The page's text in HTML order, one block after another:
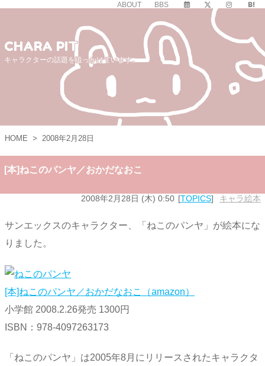
ABOUT BBS
CHARA PIT
キャラクターの話題を追っかけています。
HOME > 2008年2月28日
[本]ねこのパンヤ／おかだなおこ
2008年2月28日 (木) 0:50 TOPICS キャラ絵本
サンエックスのキャラクター、「ねこのパンヤ」が絵本にな
りました。
[本]ねこのパンヤ／おかだなおこ（amazon）
小学館 2008.2.26発売 1300円
ISBN：978-4097263173
「ねこのパンヤ」は2005年8月にリリースされたキャラクタ